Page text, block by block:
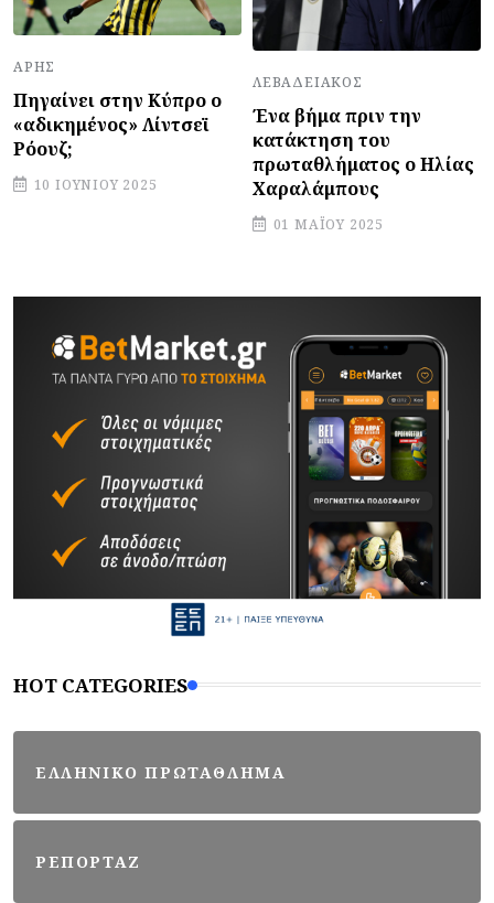
ΆΡΗΣ
Πηγαίνει στην Κύπρο ο
«αδικημένος» Λίντσεϊ
Ρόουζ;
10 ΙΟΥΝΊΟΥ 2025
ΛΕΒΑΔΕΙΑΚΌΣ
Ένα βήμα πριν την
κατάκτηση του
πρωταθλήματος ο Ηλίας
Χαραλάμπους
01 ΜΑΪ́ΟΥ 2025
HOT CATEGORIES
ΕΛΛΗΝΙΚΟ ΠΡΩΤΑΘΛΗΜΑ
ΡΕΠΟΡΤΑΖ